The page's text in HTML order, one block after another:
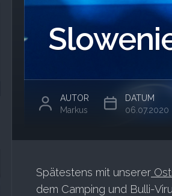
AUTOR
Markus
DATUM
06.07.2020
Spätestens mit unserer
dem Camping und Bulli-